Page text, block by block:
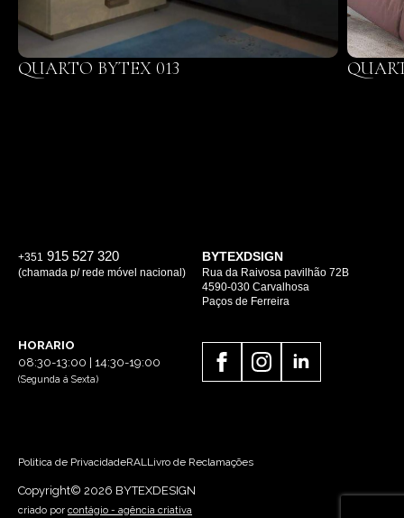
QUARTO BYTEX 013
+351 915 527 320
(chamada p/ rede móvel nacional)
BYTEXDSIGN
Rua da Raivosa pavilhão 72B
4590-030 Carvalhosa
Paços de Ferreira
HORARIO
08:30-13:00 | 14:30-19:00
(Segunda á Sexta)
Copyright© 2026 BYTEXDESIGN
criado por contágio - agência criativa
Politica de PrivacidadeRALLivro de Reclamações